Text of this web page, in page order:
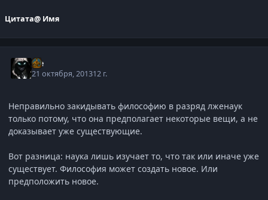
Цитата@ Имя
Ice
21 октября, 201312 г.
Неправильно закидывать философию в разряд лженаук
только потому, что она предполагает некоторые вещи, а не
доказывает уже существующие.
Вот разница: наука лишь изучает то, что так или иначе уже
существует. Философия может создать новое. Или
предположить новое.